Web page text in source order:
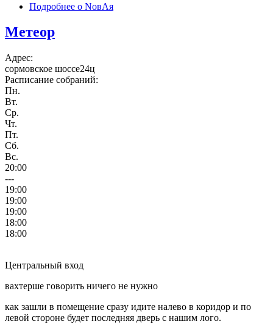
Подробнее о NовAя
Метеор
Адрес:
сормовское шоссе24ц
Расписание собраний:
Пн.
Вт.
Ср.
Чт.
Пт.
Сб.
Вс.
20:00
---
19:00
19:00
19:00
18:00
18:00
Центральный вход
вахтерше говорить ничего не нужно
как зашли в помещение сразу идите налево в коридор и по
левой стороне будет последняя дверь с нашим лого.